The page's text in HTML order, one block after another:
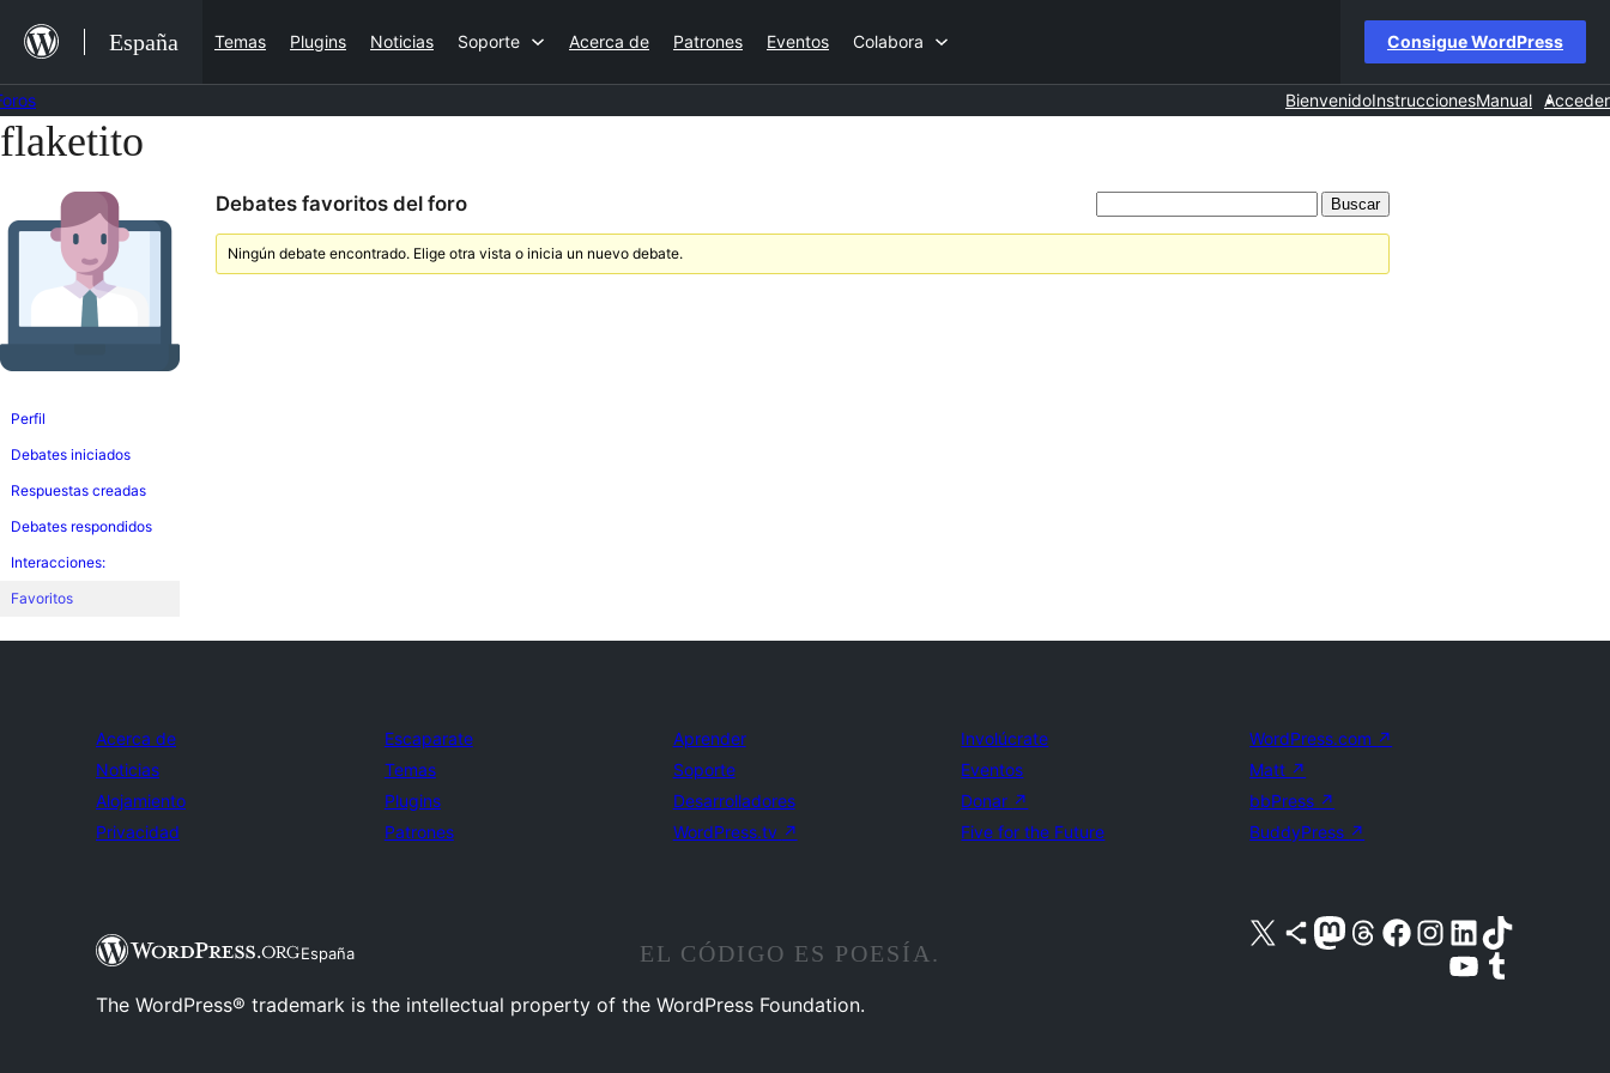
contenido
España Temas Plugins Noticias Soporte Acerca de Patrones Eventos Colabora Consigue WordPress
BienvenidoInstruccionesManual Acceder
Saltar
contenido
flaketito
Perfil
Debates iniciados
Respuestas creadas
Debates respondidos
Interacciones:
Favoritos
Debates favoritos del foro
Ningún debate encontrado. Elige otra vista o inicia un nuevo debate.
Acerca de
Noticias
Alojamiento
Privacidad
Escaparate
Temas
Plugins
Patrones
Aprender
Soporte
Desarrolladores
WordPress.tv ↗
Involúcrate
Eventos
Donar ↗
Five for the Future
WordPress.com ↗
Matt ↗
bbPress ↗
BuddyPress ↗
España
Visita nuestra cuenta de X (anteriormente Twitter)
Visita nuestra cuenta de Bluesky
Visita nuestra cuenta de Mastodon
Visita nuestra cuenta de Threads
Visita nuestra página de Facebook
Visita nuestra cuenta de Instagram
Visita nuestra cuenta de LinkedIn
Visita nuestra cuenta de TikTok
Visita nuestro canal de YouTube
Visita nuestra cuenta de Tumblr
EL CÓDIGO ES POESÍA.
The WordPress® trademark is the intellectual property of the WordPress Foundation.